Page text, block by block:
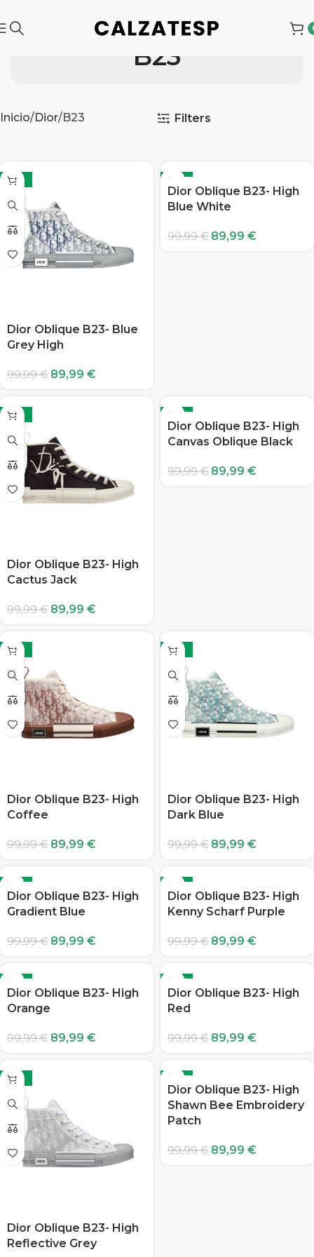
B23
Inicio Dior B23 Filters
-10%
Dior Oblique B23- Blue
Grey High
99,99€ 89,99 €
-10%
Dior Oblique B23- High
Blue White
99,99€ 89,99 €
-10%
Dior Oblique B23- High
Cactus Jack
99,99€ 89,99 €
-10%
Dior Oblique B23- High
Canvas Oblique Black
99,99€ 89,99 €
-10%
Dior Oblique B23- High
Coffee
99,99€ 89,99 €
-10%
Dior Oblique B23- High
Dark Blue
99,99€ 89,99 €
-10%
Dior Oblique B23- High
Gradient Blue
99,99€ 89,99 €
-10%
Dior Oblique B23- High
Kenny Scharf Purple
99,99€ 89,99 €
-10%
Dior Oblique B23- High
Orange
99,99€ 89,99 €
-10%
Dior Oblique B23- High
Red
99,99€ 89,99 €
-10%
Dior Oblique B23- High
Reflective Grey
-10%
Dior Oblique B23- High
Shawn Bee Embroidery
Patch
99,99€ 89,99 €